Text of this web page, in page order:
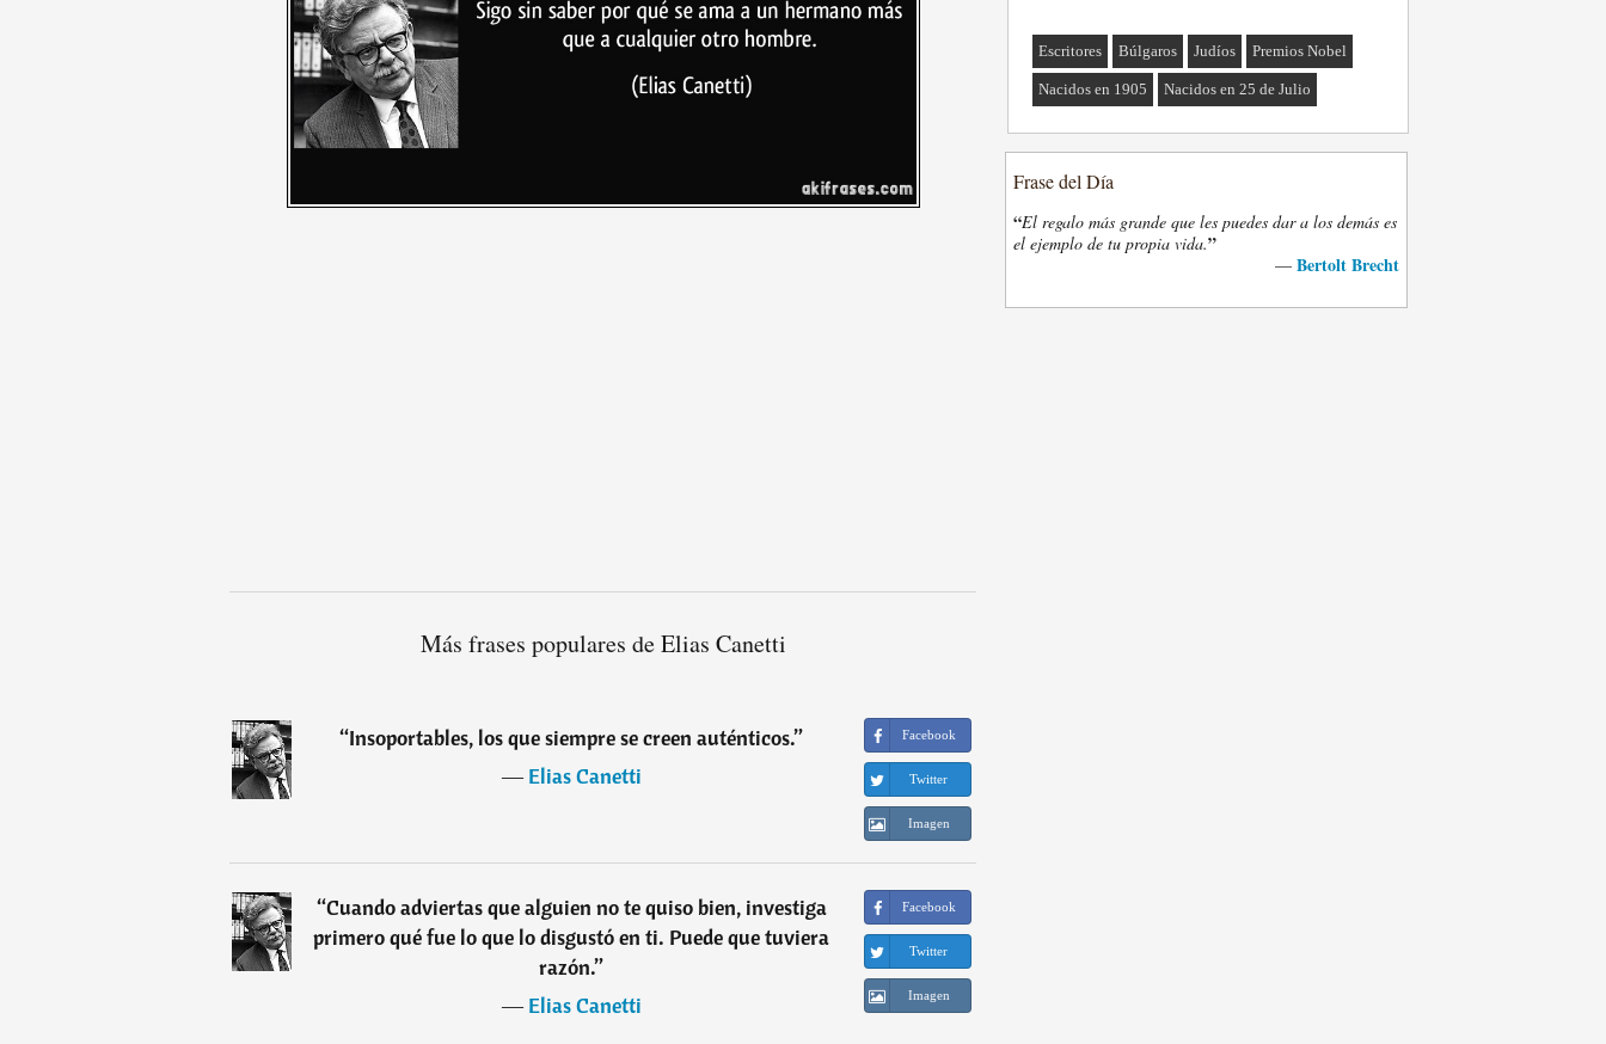
Más frases populares de Elias Canetti
“Insoportables, los que siempre se creen auténticos.”
―Elias Canetti
Facebook
Twitter
Imagen
“Cuando adviertas que alguien no te quiso bien, investiga
primero qué fue lo que lo disgustó en ti. Puede que tuviera
razón.”
―Elias Canetti
Facebook
Twitter
Imagen
Escritores Búlgaros Judíos Premios Nobel
Nacidos en 1905 Nacidos en 25 de Julio
Frase del Día
“El regalo más grande que les puedes dar a los demás es
el ejemplo de tu propia vida.”
— Bertolt Brecht